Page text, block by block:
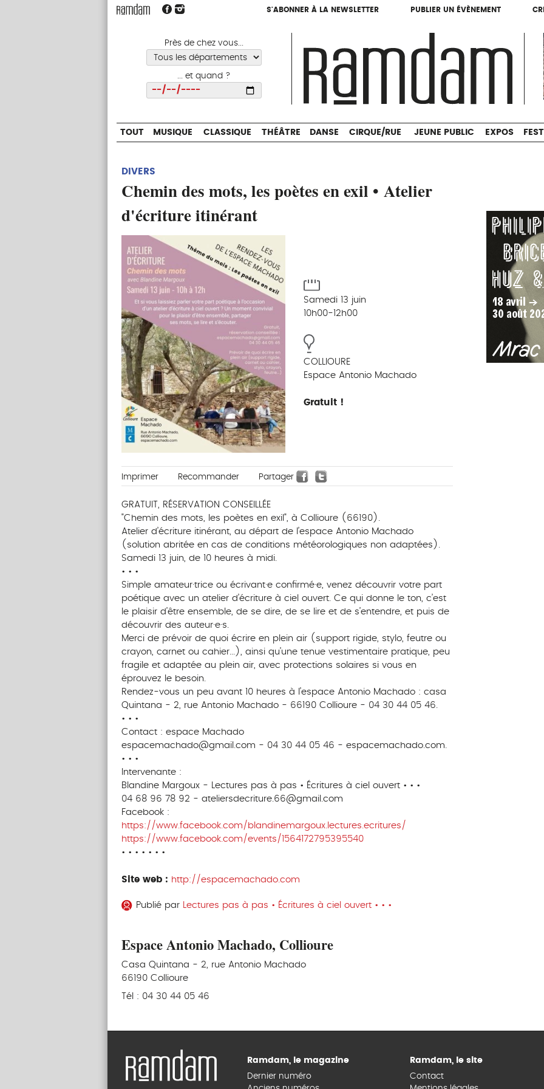
S'ABONNER À LA NEWSLETTER PUBLIER UN ÉVÈNEMENT
Près de chez vous...
... et quand ?
S'ABONNER À LA NEWSLETTER PUBLIER UN ÉVÈNEMENT
CIRQUE/RUE JEUNE PUBLIC
TOUT MUSIQUE CLASSIQUE THÉÂTRE DANSE CIRQUE/RUE JEUNE PUBLIC EXPOS
DIVERS
Chemin des mots, les poètes en exil • Atelier
d'écriture itinérant
Samedi 13 juin
10h00-12h00
COLLIOURE
Espace Antonio Machado
Gratuit !
Imprimer Recommander Partager
GRATUIT, RÉSERVATION CONSEILLÉE
"Chemin des mots, les poètes en exil", à Collioure (66190).
Atelier d’écriture itinérant, au départ de l’espace Antonio Machado
(solution abritée en cas de conditions météorologiques non adaptées).
Samedi 13 juin, de 10 heures à midi.
• • •
Simple amateur·trice ou écrivant·e confirmé·e, venez découvrir votre part
poétique avec un atelier d’écriture à ciel ouvert. Ce qui donne le ton, c’est
le plaisir d’être ensemble, de se dire, de se lire et de s’entendre, et puis de
découvrir des auteur·e·s.
Merci de prévoir de quoi écrire en plein air (support rigide, stylo, feutre ou
crayon, carnet ou cahier...), ainsi qu’une tenue vestimentaire pratique, peu
fragile et adaptée au plein air, avec protections solaires si vous en
éprouvez le besoin.
Rendez-vous un peu avant 10 heures à l’espace Antonio Machado : casa
Quintana - 2, rue Antonio Machado - 66190 Collioure - 04 30 44 05 46.
• • •
Contact : espace Machado
espacemachado@gmail.com - 04 30 44 05 46 - espacemachado.com.
• • •
Intervenante :
Blandine Margoux - Lectures pas à pas • Écritures à ciel ouvert • • •
04 68 96 78 92 - ateliersdecriture.66@gmail.com
Facebook :
https://www.facebook.com/blandinemargoux.lectures.ecritures/
https://www.facebook.com/events/1564172795395540
• • • • • • •
Site web : http://espacemachado.com
Publié par Lectures pas à pas • Écritures à ciel ouvert • • •
Espace Antonio Machado, Collioure
Casa Quintana - 2, rue Antonio Machado
66190 Collioure
Tél : 04 30 44 05 46
Ramdam, le magazine
Dernier numéro
Ramdam, le site
Contact